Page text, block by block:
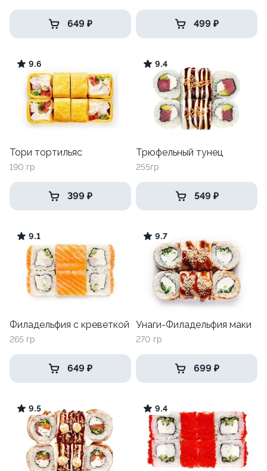
649 ₽ 499 ₽
9.6
Тори тортильяс
190 гр
399 ₽
9.4
Трюфельный тунец
255гр
549 ₽
9.1
Филадельфия с креветкой
265 гр
649 ₽
9.7
Унаги-Филадельфия маки
270 гр
699 ₽
9.5 9.4